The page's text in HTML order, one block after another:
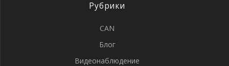
Рубрики
CAN
Блог
Видеонаблюдение